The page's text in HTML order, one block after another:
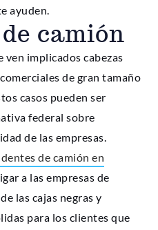
ayuden.
camión
ven implicados cabezas
de gran tamaño
casos pueden ser
federal sobre
de las empresas.
de camión en
a las empresas de
las cajas negras y
para los clientes que